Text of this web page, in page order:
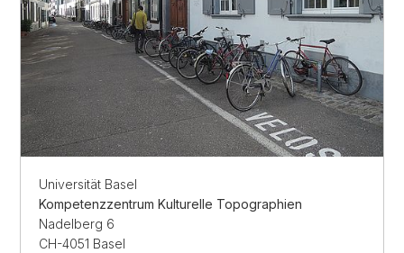
Universität Basel
Kompetenzzentrum Kulturelle Topographien
Nadelberg 6
CH-4051 Basel